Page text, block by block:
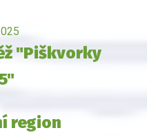
"Piškvorky
region